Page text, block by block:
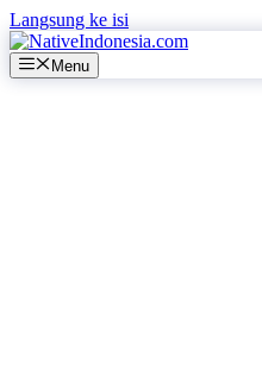
Langsung ke isi
Menu